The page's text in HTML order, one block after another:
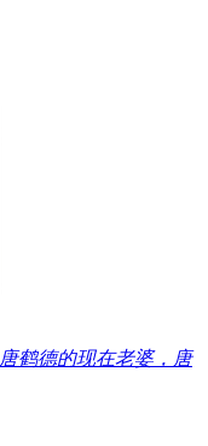
​唐鹤德的现在老婆，唐